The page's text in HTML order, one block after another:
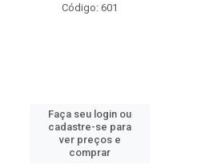
Código: 601
Faça seu login ou
cadastre-se para
ver preços e
comprar